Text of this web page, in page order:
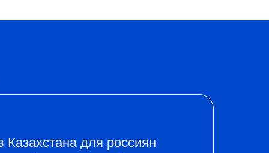
для россиян